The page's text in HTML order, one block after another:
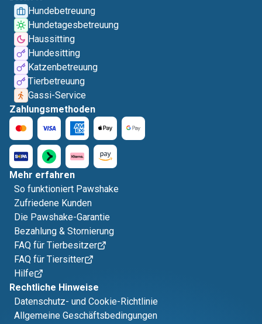
Hundebetreuung
Hundetagesbetreuung
Haussitting
Hundesitting
Katzenbetreuung
Tierbetreuung
Gassi-Service
Zahlungsmethoden
Mehr erfahren
So funktioniert Pawshake
Zufriedene Kunden
Die Pawshake-Garantie
Bezahlung & Stornierung
FAQ für Tierbesitzer
FAQ für Tiersitter
Hilfe
Rechtliche Hinweise
Datenschutz- und Cookie-Richtlinie
Allgemeine Geschäftsbedingungen